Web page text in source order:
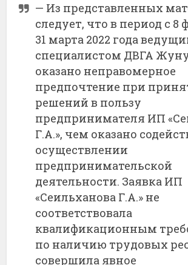
— Из представленных
следует, что в период с 8
31 марта 2022 года
специалистом ДВГА
оказано неправомерное
предпочтение при
решений в пользу
предпринимателя ИП
Г.А.», чем оказано
осуществлении
предпринимательской
деятельности. Заявка ИП
«Сеильханова Г.А.» не
соответствовала
квалификационным
по наличию трудовых
совершила явное